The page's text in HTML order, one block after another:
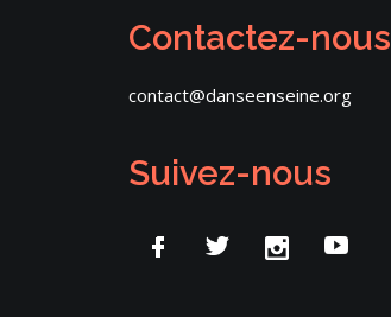
Contactez-nous
contact@danseenseine.org
Suivez-nous